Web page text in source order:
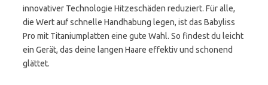
innovativer Technologie Hitzeschäden reduziert. Für alle,
die Wert auf schnelle Handhabung legen, ist das Babyliss
Pro mit Titaniumplatten eine gute Wahl. So findest du leicht
ein Gerät, das deine langen Haare effektiv und schonend
glättet.